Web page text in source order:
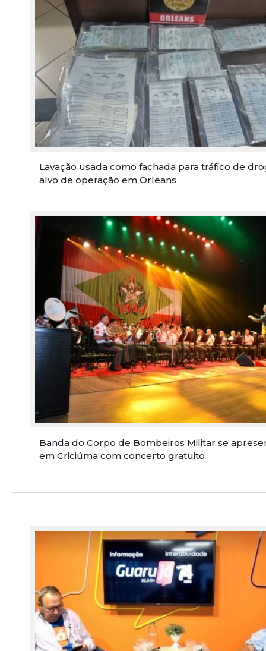
Lavação usada como fachada para tráfico de
alvo de operação em Orleans
Banda do Corpo de Bombeiros Militar se
em Criciúma com concerto gratuito